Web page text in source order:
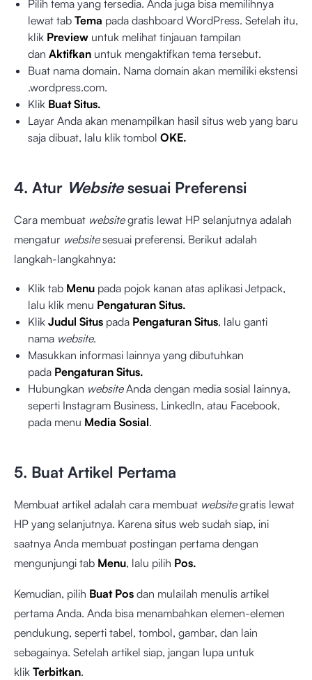
Pilih tema yang tersedia. Anda juga bisa memilihnya
lewat tab Tema pada dashboard WordPress. Setelah itu,
klik Preview untuk melihat tinjauan tampilan
dan Aktifkan untuk mengaktifkan tema tersebut.
Buat nama domain. Nama domain akan memiliki ekstensi
.wordpress.com.
Klik Buat Situs.
Layar Anda akan menampilkan hasil situs web yang baru
saja dibuat, lalu klik tombol OKE.
4. Atur Websitesesuai Preferensi
Cara membuat websitegratis lewat HP selanjutnya adalah
mengatur websitesesuai preferensi. Berikut adalah
langkah-langkahnya:
Klik tab Menu pada pojok kanan atas aplikasi Jetpack,
lalu klik menu Pengaturan Situs.
Klik Judul Situs pada Pengaturan Situs, lalu ganti
nama website.
Masukkan informasi lainnya yang dibutuhkan
pada Pengaturan Situs.
Hubungkan websiteAnda dengan media sosial lainnya,
seperti Instagram Business, LinkedIn, atau Facebook,
pada menu Media Sosial.
5. Buat Artikel Pertama
Membuat artikel adalah cara membuat websitegratis lewat
HP yang selanjutnya. Karena situs web sudah siap, ini
saatnya Anda membuat postingan pertama dengan
mengunjungi tab Menu, lalu pilih Pos.
Kemudian, pilih Buat Pos dan mulailah menulis artikel
pertama Anda. Anda bisa menambahkan elemen-elemen
pendukung, seperti tabel, tombol, gambar, dan lain
sebagainya. Setelah artikel siap, jangan lupa untuk
klik Terbitkan.